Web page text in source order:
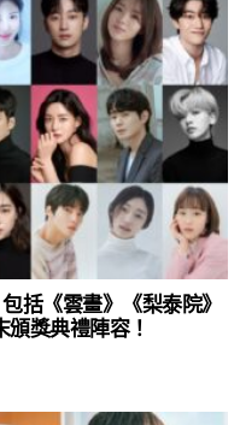
括《雲畫》《梨泰院》
頒獎典禮陣容！